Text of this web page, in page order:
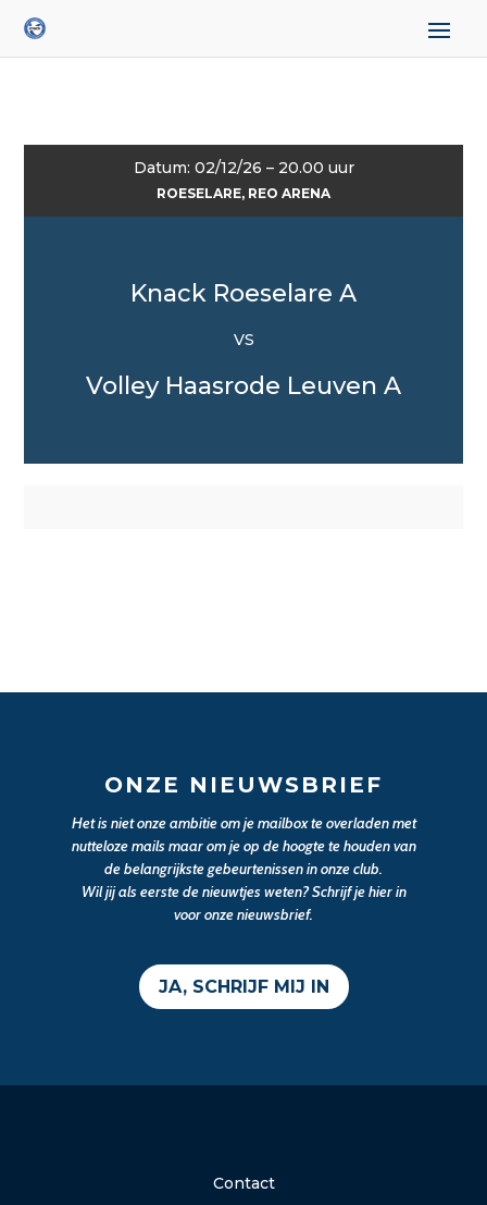
Datum: 02/12/26 – 20.00 uur
ROESELARE, REO ARENA
Knack Roeselare A
VS
Volley Haasrode Leuven A
ONZE NIEUWSBRIEF
Het is niet onze ambitie om je mailbox te overladen met
nutteloze mails maar om je op de hoogte te houden van
de belangrijkste gebeurtenissen in onze club.
Wil jij als eerste de nieuwtjes weten? Schrijf je hier in
voor onze nieuwsbrief.
JA, SCHRIJF MIJ IN
Contact